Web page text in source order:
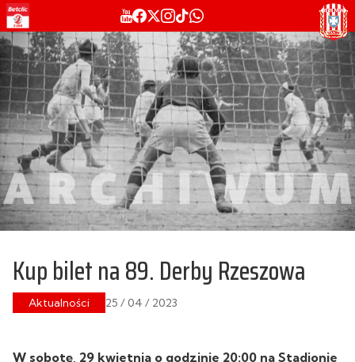
Kup bilet na 89. Derby Rzeszowa
Aktualności 25 / 04 / 2023
W sobotę, 29 kwietnia o godzinie 20:00 na Stadionie